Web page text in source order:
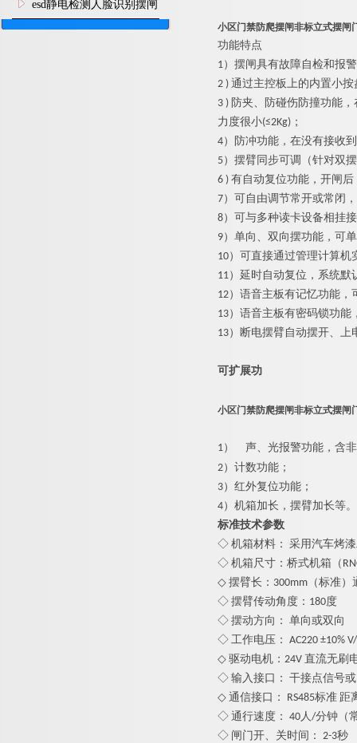
esd静电检测人脸识别摆闸
安装 小区门禁防爬摆闸非标立式摆闸
功能特点
1） 摆闸具有故障自检和报
2 ) 通过主控板上的内置小
3 ) 防夹、防碰伤防撞功能
力度很小(≤2Kg)；
4）防冲功能，在没有接收
5）摆臂同步可调（针对双
6 ) 有自动复位功能，开闸
7）可自由调节常开或常闭
8）可与多种读卡设备相挂
9）单向、双向摆功能，可
10）可直接通过管理计算机
11）延时自动复位，系统默
12）语音主板有记忆功能，
13）语音主板有密码锁功
13）断电摆臂自动摆开、
可扩展功
小区门禁防爬摆闸非标立式摆闸
1）
声、光报警功能，含
2）计数功能；
3）红外复位功能；
4）机箱加长，摆臂加长等。
标准技术参数
◇ 机箱材料： 采用汽车烤
◇ 机箱尺寸：桥式机箱（
◇ 摆臂长： 300mm（标准）
◇ 摆臂传动角度：180度
◇ 摆动方向： 单向或双向
◇ 工作电压： AC220 ±10% V/
◇ 驱动电机：24V 直流无刷
◇ 输入接口： 干接点信号或
◇ 通信接口： RS485标准 距
◇ 通行速度： 40人/分钟（
◇ 闸门开、关时间： 2-3秒